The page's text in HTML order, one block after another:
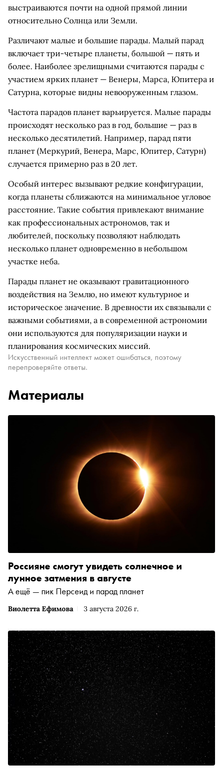
выстраиваются почти на одной прямой линии
относительно Солнца или Земли.
Различают малые и большие парады. Малый парад
включает три-четыре планеты, большой — пять и
более. Наиболее зрелищными считаются парады с
участием ярких планет — Венеры, Марса, Юпитера и
Сатурна, которые видны невооруженным глазом.
Частота парадов планет варьируется. Малые парады
происходят несколько раз в год, большие — раз в
несколько десятилетий. Например, парад пяти
планет (Меркурий, Венера, Марс, Юпитер, Сатурн)
случается примерно раз в 20 лет.
Особый интерес вызывают редкие конфигурации,
когда планеты сближаются на минимальное угловое
расстояние. Такие события привлекают внимание
как профессиональных астрономов, так и
любителей, поскольку позволяют наблюдать
несколько планет одновременно в небольшом
участке неба.
Парады планет не оказывают гравитационного
воздействия на Землю, но имеют культурное и
историческое значение. В древности их связывали с
важными событиями, а в современной астрономии
они используются для популяризации науки и
планирования космических миссий.
Искусственный интеллект может ошибаться, поэтому
перепроверяйте ответы.
Материалы
Виолетта Ефимова 3 августа 2026 г.
Россияне смогут увидеть солнечное и
лунное затмения в августе
А ещё — пик Персеид и парад планет